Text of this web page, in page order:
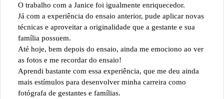
O trabalho com a Janice foi igualmente enriquecedor.
Já com a experiência do ensaio anterior, pude aplicar novas
técnicas e aproveitar a originalidade que a gestante e sua
família possuem.
Até hoje, bem depois do ensaio, ainda me emociono ao ver
as fotos e me recordar do ensaio!
Aprendi bastante com essa experiência, que me deu ainda
mais estímulos para desenvolver minha carreira como
fotógrafa de gestantes e famílias.